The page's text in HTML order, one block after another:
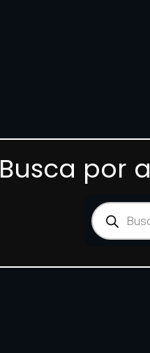
Busca por